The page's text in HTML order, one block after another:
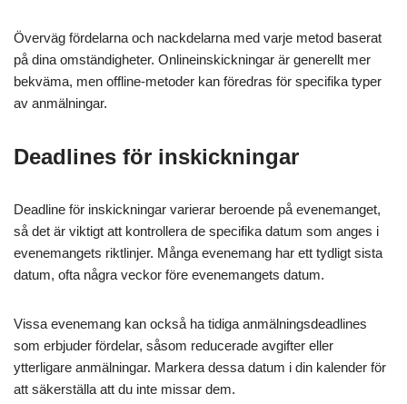
Överväg fördelarna och nackdelarna med varje metod baserat
på dina omständigheter. Onlineinskickningar är generellt mer
bekväma, men offline-metoder kan föredras för specifika typer
av anmälningar.
Deadlines för inskickningar
Deadline för inskickningar varierar beroende på evenemanget,
så det är viktigt att kontrollera de specifika datum som anges i
evenemangets riktlinjer. Många evenemang har ett tydligt sista
datum, ofta några veckor före evenemangets datum.
Vissa evenemang kan också ha tidiga anmälningsdeadlines
som erbjuder fördelar, såsom reducerade avgifter eller
ytterligare anmälningar. Markera dessa datum i din kalender för
att säkerställa att du inte missar dem.